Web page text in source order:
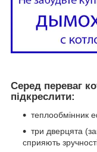
Серед переваг
підкреслити:
теплообмінник
три дверцята
сприяють